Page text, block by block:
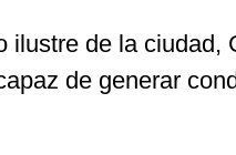
de la ciudad,
de generar